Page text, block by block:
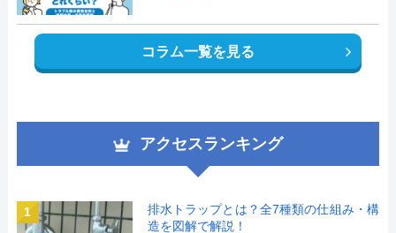
コラム一覧を見る
アクセスランキング
1
排水トラップとは？全7種類の仕組み・構
造を図解で解説！